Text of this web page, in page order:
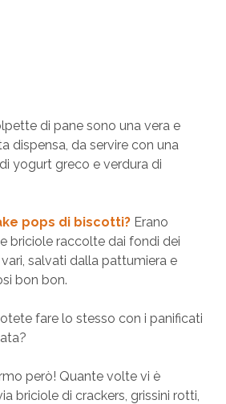
di pane sono una vera e
dispensa, da servire con una
yogurt greco e verdura di
pops di biscotti? Erano
briciole raccolte dai fondi dei
salvati dalla pattumiera e
bon bon.
fare lo stesso con i panificati
però! Quante volte vi è
briciole di crackers, grissini rotti,